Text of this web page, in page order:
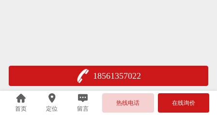
18561357022
首页 定位 留言
热线电话 在线询价